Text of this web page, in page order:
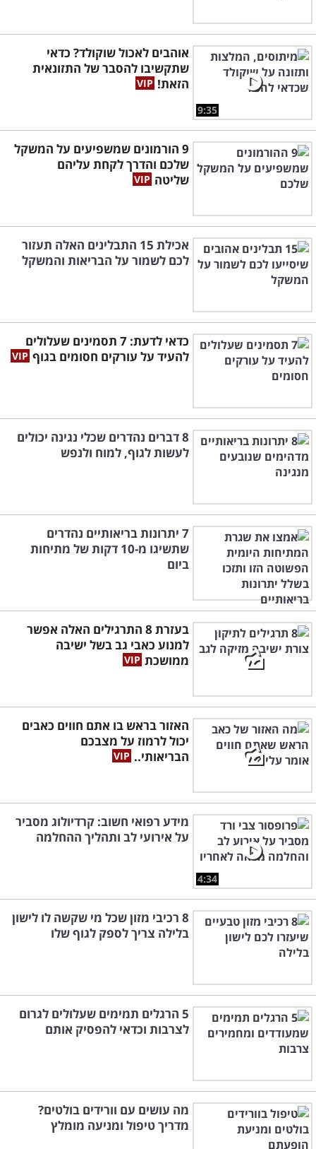
9:35
אוהבים לאכול שוקולד? כדאי
שתקשיבו להסבר של התזונאית
הזאת!
9 הורמונים שמשפיעים על המשקל
שלכם והדרך לקחת עליהם
שליטה
אכילת 15 התבלינים האלה תעזור
לכם לשמור על הבריאות והמשקל
כדאי לדעת: 7 תסמינים שעלולים
להעיד על עורקים חסומים בגוף
8 דברים נהדרים שכלי נגינה יכולים
לעשות לגוף, למוח ולנפש
7 יתרונות בריאותיים נהדרים
שתשיגו מ-10 דקות של מתיחות
ביום
בעזרת 8 התרגילים האלה אפשר
למנוע כאבי גב בשל ישיבה
ממושכת
האזור בראש בו אתם חווים כאבים
יכול לרמוז על מצבכם
הבריאותי..
4:34
מידע רפואי חשוב: קרדיולוג מסביר
על אירועי לב ותהליך ההחלמה
8 רכיבי מזון שכל מי שקשה לו לישון
בלילה צריך לספק לגוף שלו
5 הרגלים תמימים שעלולים לגרום
לצרבות וכדאי להפסיק אותם
מה עושים עם וורידים בולטים?
מדריך טיפול ומניעה מומלץ